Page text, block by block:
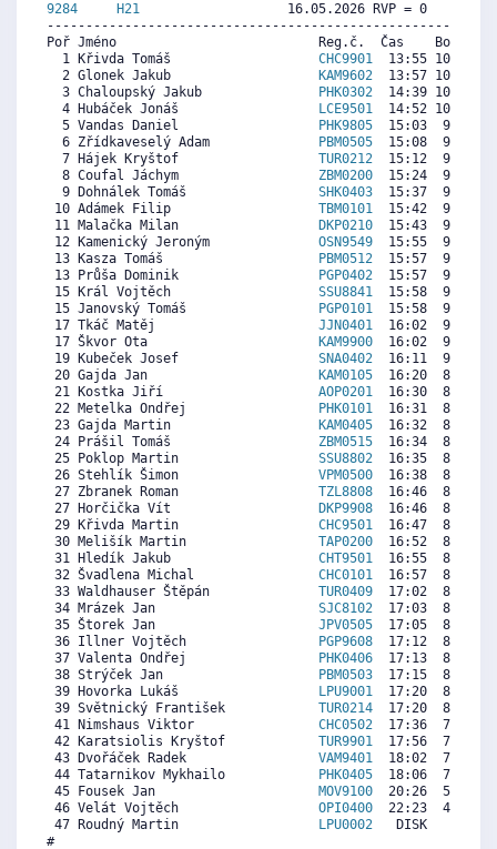
9284
H21
16.05.2026 RVP = 0     IP
Poř Jméno                          Reg.č.  Čas    Body
  1 Křivda Tomáš
CHC9901
13:55 10720
  2 Glonek Jakub
KAM9602
13:57 10695
  3 Chaloupský Jakub
PHK0302
14:39 10175
  4 Hubáček Jonáš
LCE9501
14:52 10014
  5 Vandas Daniel
PHK9805
15:03  9878
  6 Zřídkaveselý Adam
PBM0505
15:08  9816
  7 Hájek Kryštof
TUR0212
15:12  9766
  8 Coufal Jáchym
ZBM0200
15:24  9618
  9 Dohnálek Tomáš
SHK0403
15:37  9457
10 Adámek Filip TBM0101
15:42  9395
11 Malačka Milan
DKP0210
15:43  9382
12 Kamenický Jeroným OSN9549
15:55  9234
13 Kasza Tomáš
PBM0512
15:57  9209
13 Průša Dominik
PGP0402
15:57  9209
15 Král Vojtěch SSU8841
15:58  9197
15 Janovský Tomáš
PGP0101
15:58  9197
17 Tkáč Matěj JJN0401
16:02  9147
17 Škvor Ota
KAM9900
16:02  9147
19 Kubeček Josef SNA0402
16:11  9036
20 Gajda Jan
KAM0105
16:20  8924
21 Kostka Jiří AOP0201
16:30  8800
22 Metelka Ondřej
PHK0101
16:31  8788
23 Gajda Martin
KAM0405
16:32  8776
24 Prášil Tomáš ZBM0515
16:34  8751
25 Poklop Martin SSU8802
16:35  8739
26 Stehlík Šimon VPM0500
16:38  8701
27 Zbranek Roman TZL8808
16:46  8602
27 Horčička Vít
DKP9908
16:46  8602
29 Křivda Martin CHC9501
16:47  8590
30 Melišík Martin TAP0200
16:52  8528
31 Hledík Jakub CHT9501
16:55  8491
32 Švadlena Michal CHC0101
16:57  8466
33 Waldhauser Štěpán TUR0409
17:02  8404
34 Mrázek Jan SJC8102
17:03  8392
35 Štorek Jan JPV0505
17:05  8367
36 Illner Vojtěch
PGP9608
17:12  8280
37 Valenta Ondřej
PHK0406
17:13  8268
38 Strýček Jan
PBM0503
17:15  8243
39 Hovorka Lukáš
LPU9001
17:20  8181
39 Světnický František TUR0214
17:20  8181
41 Nimshaus Viktor CHC0502
17:36  7983
42 Karatsiolis Kryštof TUR9901
17:56  7735
43 Dvořáček Radek VAM9401
18:02  7661
44 Tatarnikov Mykhailo
PHK0405
18:06  7612
45 Fousek Jan MOV9100
20:26  5878
46 Velát Vojtěch OPI0400
22:23  4429
47 Roudný Martin
LPU0002
DISK     0